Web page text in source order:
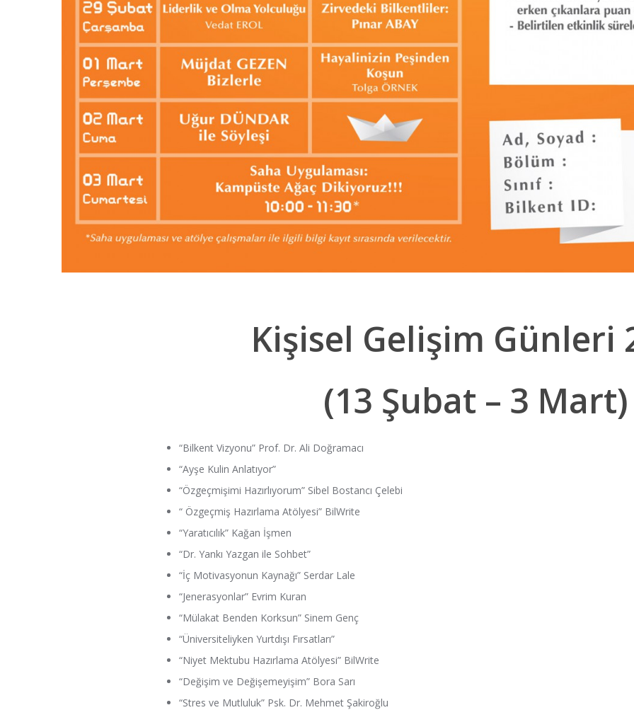
Kişisel Gelişim Günleri
(13 Şubat – 3 Mart)
“Bilkent Vizyonu” Prof. Dr. Ali Doğramacı
“Ayşe Kulin Anlatıyor”
“Özgeçmişimi Hazırlıyorum” Sibel Bostancı Çelebi
“ Özgeçmiş Hazırlama Atölyesi” BilWrite
“Yaratıcılık” Kağan İşmen
“Dr. Yankı Yazgan ile Sohbet”
“İç Motivasyonun Kaynağı” Serdar Lale
“Jenerasyonlar” Evrim Kuran
“Mülakat Benden Korksun” Sinem Genç
“Üniversiteliyken Yurtdışı Fırsatları”
“Niyet Mektubu Hazırlama Atölyesi” BilWrite
“Değişim ve Değişemeyişim” Bora Sarı
“Stres ve Mutluluk” Psk. Dr. Mehmet Şakiroğlu